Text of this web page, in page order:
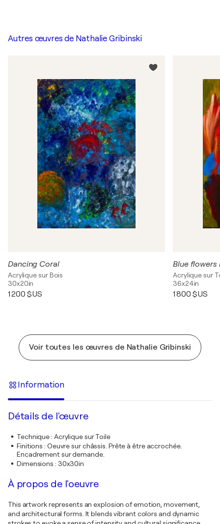
Autres œuvres de Nathalie Gribinski
Dancing Coral
Acrylique sur Bois
30x20in
1 200 $US
Blue flowers
Acrylique sur
36x24in
1 800 $US
Voir toutes les œuvres de Nathalie Gribinski
Information
Détails de l'œuvre
Technique: Acrylique sur Toile
Finitions : Oeuvre sur châssis. Prête à être accrochée.
Encadrement sur demande.
Dimensions : 30x30in
À propos de l'oeuvre
This artwork represents an explosion of emotion, movement,
and architectural forms. It blends vibrant colors and dynamic